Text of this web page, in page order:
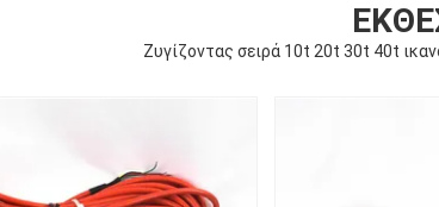
Ζυγίζοντας σειρά 10t 20t 30t 40t